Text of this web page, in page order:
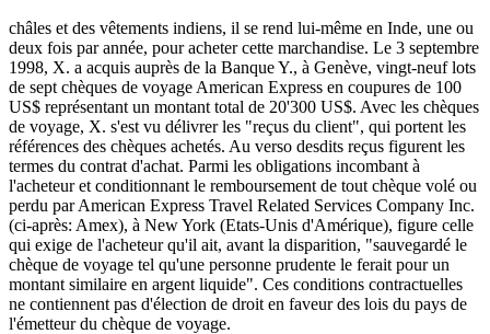
châles et des vêtements indiens, il se rend lui-même en Inde, une ou
deux fois par année, pour acheter cette marchandise. Le 3 septembre
1998, X. a acquis auprès de la Banque Y., à Genève, vingt-neuf lots
de sept chèques de voyage American Express en coupures de 100
US$ représentant un montant total de 20'300 US$. Avec les chèques
de voyage, X. s'est vu délivrer les "reçus du client", qui portent les
références des chèques achetés. Au verso desdits reçus figurent les
termes du contrat d'achat. Parmi les obligations incombant à
l'acheteur et conditionnant le remboursement de tout chèque volé ou
perdu par American Express Travel Related Services Company Inc.
(ci-après: Amex), à New York (Etats-Unis d'Amérique), figure celle
qui exige de l'acheteur qu'il ait, avant la disparition, "sauvegardé le
chèque de voyage tel qu'une personne prudente le ferait pour un
montant similaire en argent liquide". Ces conditions contractuelles
ne contiennent pas d'élection de droit en faveur des lois du pays de
l'émetteur du chèque de voyage.